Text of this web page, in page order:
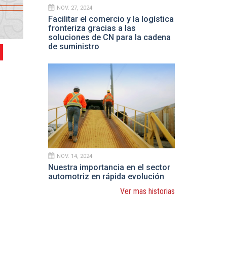
NOV. 27, 2024
Facilitar el comercio y la logística
fronteriza gracias a las
soluciones de CN para la cadena
de suministro
NOV. 14, 2024
Nuestra importancia en el sector
automotriz en rápida evolución
Ver mas historias